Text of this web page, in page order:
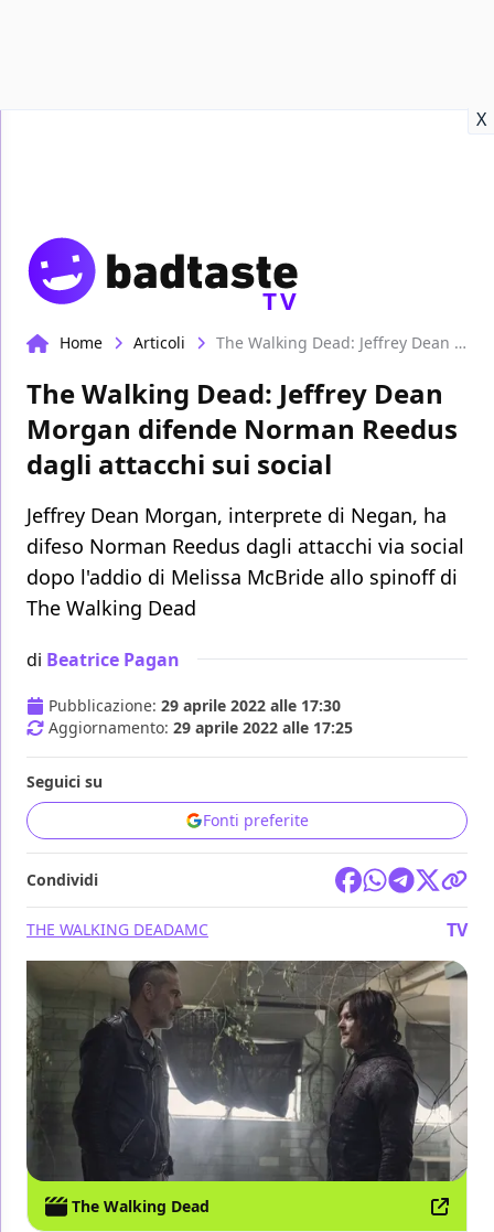
X
TV
Home Articoli The Walking Dead: Jeffrey Dean Morgan difende Norman Reedus dagli attacchi sui social
The Walking Dead: Jeffrey Dean
Morgan difende Norman Reedus
dagli attacchi sui social
Jeffrey Dean Morgan, interprete di Negan, ha
difeso Norman Reedus dagli attacchi via social
dopo l'addio di Melissa McBride allo spinoff di
The Walking Dead
di Beatrice Pagan
Pubblicazione: 29 aprile 2022 alle 17:30
Aggiornamento: 29 aprile 2022 alle 17:25
Seguici su
Fonti preferite
Condividi
THE WALKING DEADAMC TV
The Walking Dead